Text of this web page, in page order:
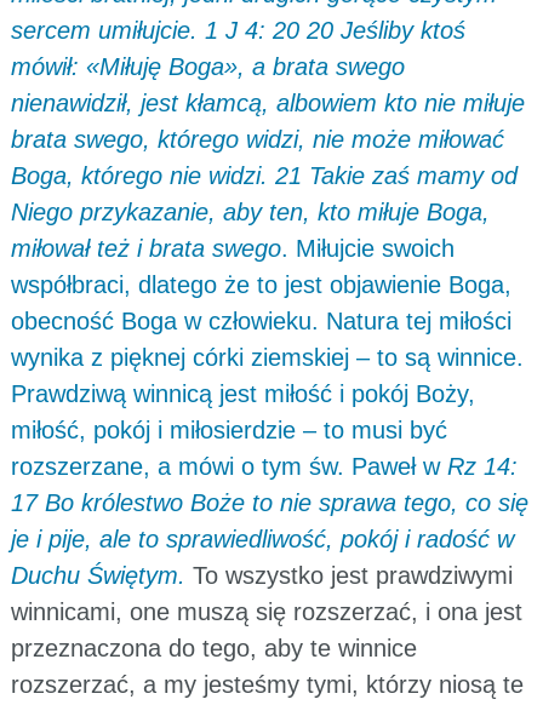
sercem umiłujcie. 1 J 4: 20 20 Jeśliby ktoś
mówił: «Miłuję Boga», a brata swego
nienawidził, jest kłamcą, albowiem kto nie miłuje
brata swego, którego widzi, nie może miłować
Boga, którego nie widzi. 21 Takie zaś mamy od
Niego przykazanie, aby ten, kto miłuje Boga,
miłował też i brata swego. Miłujcie swoich
współbraci, dlatego że to jest objawienie Boga,
obecność Boga w człowieku. Natura tej miłości
wynika z pięknej córki ziemskiej – to są winnice.
Prawdziwą winnicą jest miłość i pokój Boży,
miłość, pokój i miłosierdzie – to musi być
rozszerzane, a mówi o tym św. Paweł w Rz 14:
17 Bo królestwo Boże to nie sprawa tego, co się
je i pije, ale to sprawiedliwość, pokój i radość w
Duchu Świętym. To wszystko jest prawdziwymi
winnicami, one muszą się rozszerzać, i ona jest
przeznaczona do tego, aby te winnice
rozszerzać, a my jesteśmy tymi, którzy niosą te